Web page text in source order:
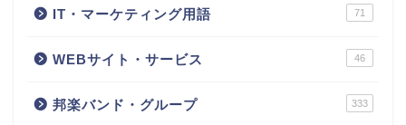
IT・マーケティング用語 71
WEBサイト・サービス 46
邦楽バンド・グループ 333